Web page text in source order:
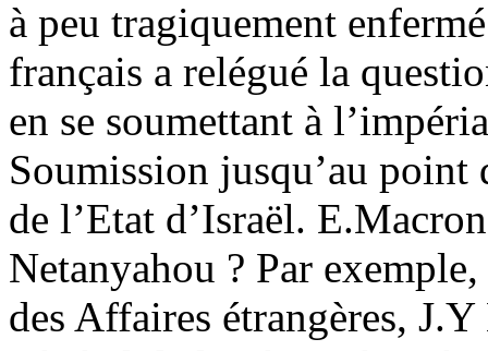
à peu tragiquement
français a relégué la
en se soumettant à
Soumission jusqu’au
de l’Etat d’Israël.
Netanyahou ? Par
des Affaires étrangères,